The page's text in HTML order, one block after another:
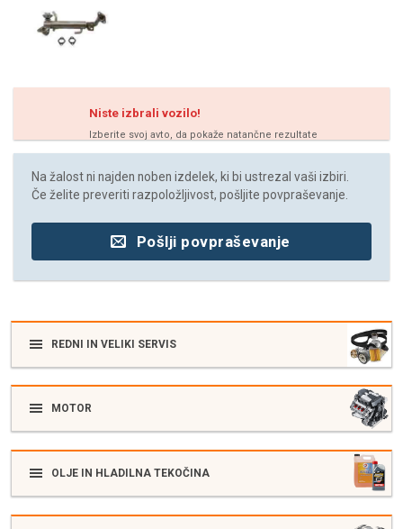
Niste izbrali vozilo!
Izberite svoj avto, da pokaže natančne rezultate
Na žalost ni najden noben izdelek, ki bi ustrezal vaši izbiri.
Če želite preveriti razpoložljivost, pošljite povpraševanje.
Pošlji povpraševanje
REDNI IN VELIKI SERVIS
MOTOR
OLJE IN HLADILNA TEKOČINA